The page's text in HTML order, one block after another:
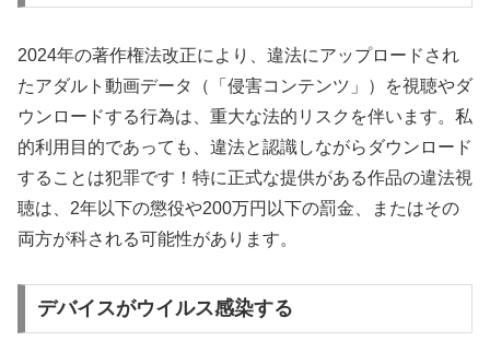
2024年の著作権法改正により、違法にアップロードされ
たアダルト動画データ（「侵害コンテンツ」）を視聴やダ
ウンロードする行為は、重大な法的リスクを伴います。私
的利用目的であっても、違法と認識しながらダウンロード
することは犯罪です！特に正式な提供がある作品の違法視
聴は、2年以下の懲役や200万円以下の罰金、またはその
両方が科される可能性があります。
デバイスがウイルス感染する